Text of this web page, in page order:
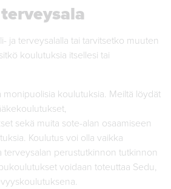
ja terveysalalla tai tarvitsetko muuten
koulutuksia itsellesi tai
monipuolisia koulutuksia. Meiltä löydät
sekä muita sote-alan osaamiseen
Koulutus voi olla vaikka
terveysalan perustutkinnon tutkinnon
voidaan toteuttaa Sedu,